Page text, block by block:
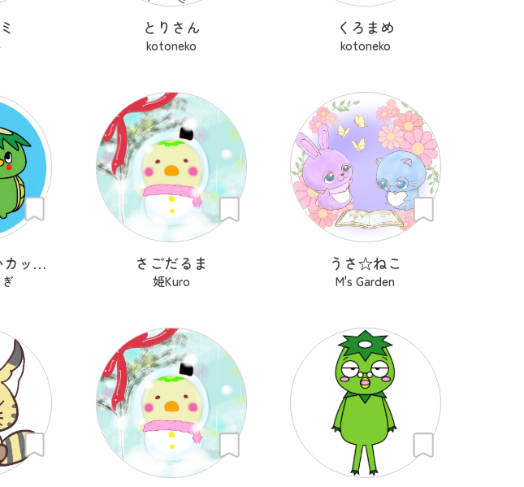
とりさん
kotoneko
くろまめ
kotoneko
だれもしらないカッパちゃん さごだるま
姫Kuro
うさ‪☆ねこ
M's Garden